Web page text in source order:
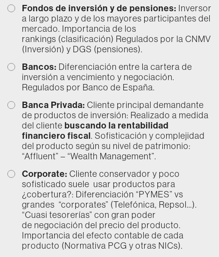
Fondos de inversión y de pensiones: Inversor
a largo plazo y de los mayores participantes del
mercado. Importancia de los
rankings (clasificación) Regulados por la CNMV
(Inversión) y DGS (pensiones).
Bancos: Diferenciación entre la cartera de
inversión a vencimiento y negociación.
Regulados por Banco de España.
Banca Privada: Cliente principal demandante
de productos de inversión: Realizado a medida
del cliente buscando la rentabilidad
financiero fiscal. Sofisticación y complejidad
del producto según su nivel de patrimonio:
“Affluent” – “Wealth Management”.
Corporate: Cliente conservador y poco
sofisticado suele usar productos para
¿cobertura?: Diferenciación “PYMES” vs
grandes “corporates” (Telefónica, Repsol…).
“Cuasi tesorerías” con gran poder
de negociación del precio del producto.
Importancia del efecto contable de cada
producto (Normativa PCG y otras NICs).